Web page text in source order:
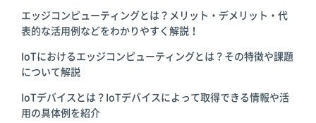
エッジコンピューティングとは？メリット・デメリット・代
表的な活用例などをわかりやすく解説！
IoTにおけるエッジコンピューティングとは？その特徴や課題
について解説
IoTデバイスとは？IoTデバイスによって取得できる情報や活
用の具体例を紹介